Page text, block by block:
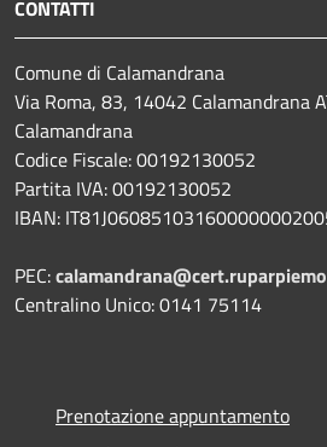
CONTATTI
Comune di Calamandrana
Via Roma, 83, 14042 Calamandrana
Calamandrana
Codice Fiscale: 00192130052
Partita IVA: 00192130052
IBAN:
PEC:
Centralino Unico: 0141 75114
Prenotazione appuntamento